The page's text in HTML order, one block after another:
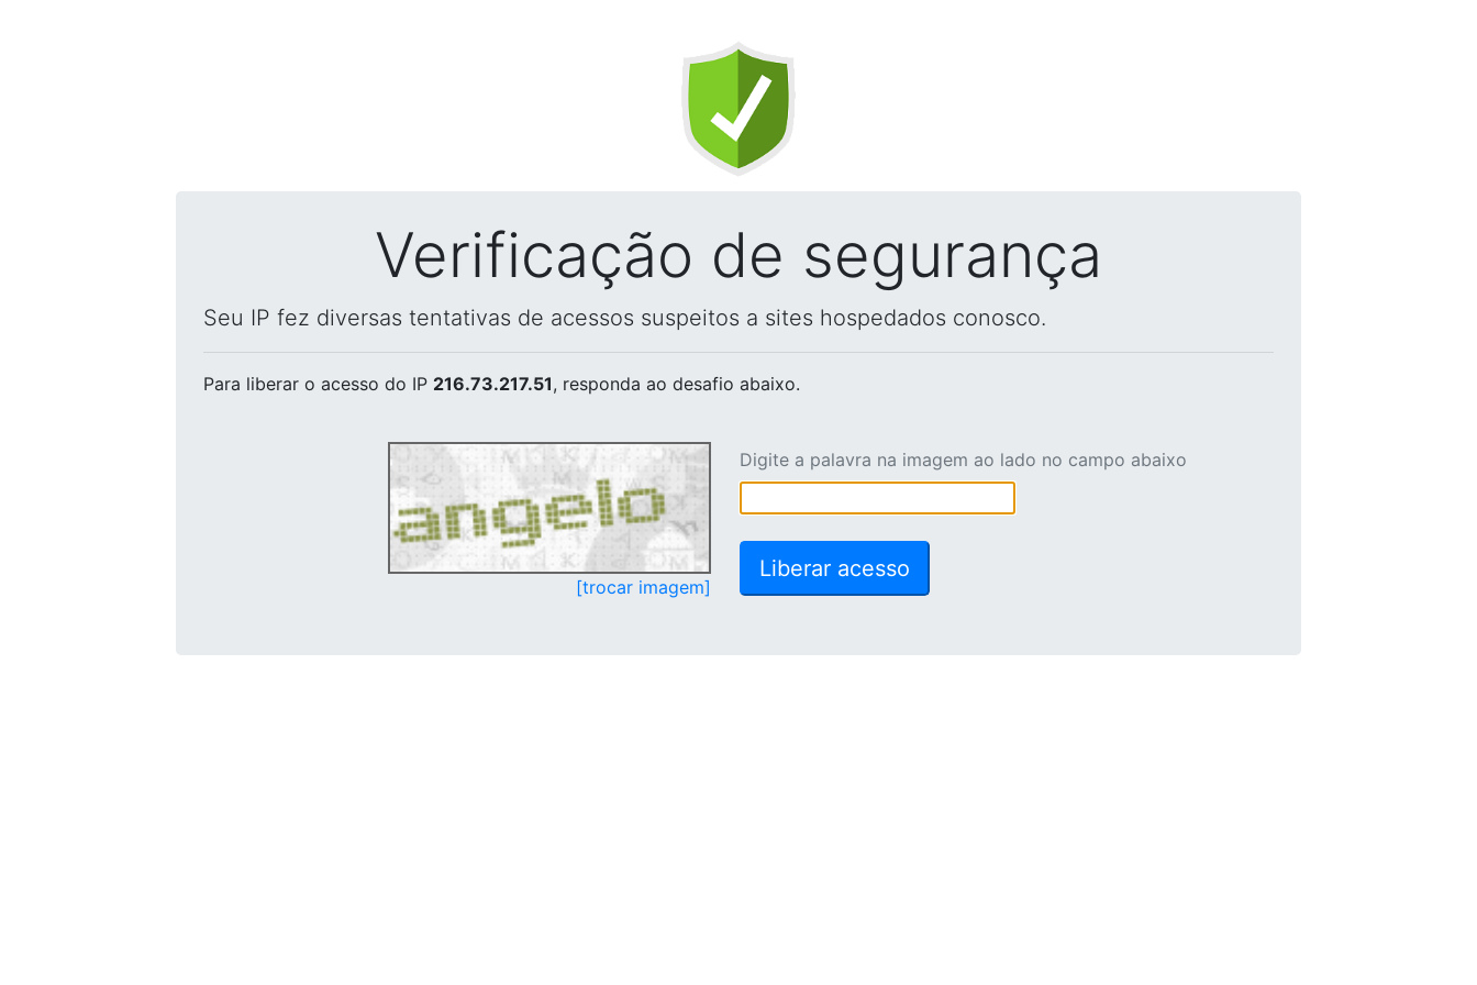
Verificação de segurança
Seu IP fez diversas tentativas de acessos suspeitos a sites hospedados conosco.
Para liberar o acesso do IP 216.73.217.51, responda ao desafio abaixo.
[trocar imagem]
Digite a palavra na imagem ao lado no campo abaixo